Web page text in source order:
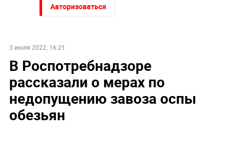
Авторизоваться
НОВОСТИ ПАРТНЕРОВ
"Пока Киев горел". Раскрыто состояние Зеленского
после удара РФ
Слуцкий выступил с прощальным заявлением